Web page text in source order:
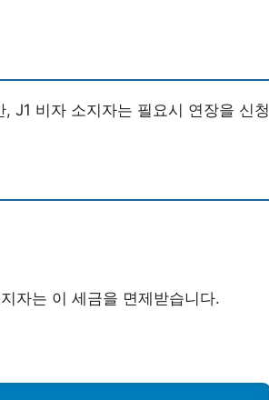
J1 비자 소지자는 필요시 연장을 신청
자는 이 세금을 면제받습니다.